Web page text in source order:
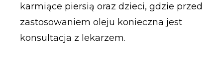
karmiące piersią oraz dzieci, gdzie przed
zastosowaniem oleju konieczna jest
konsultacja z lekarzem.